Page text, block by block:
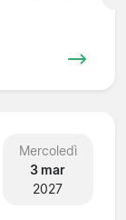
Mercoledì
3 mar
2027